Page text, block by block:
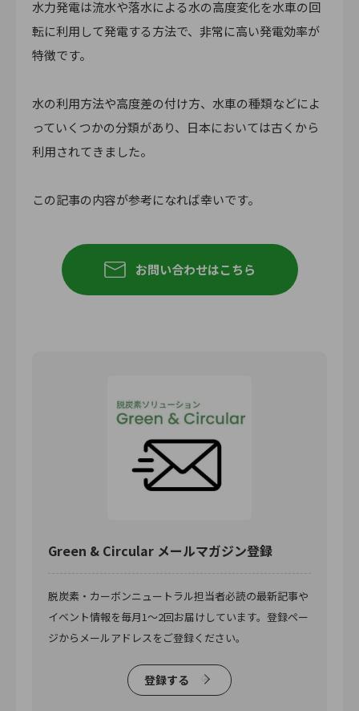
水力発電は流水や落水による水の高度変化を水車の回
転に利用して発電する方法で、非常に高い発電効率が
特徴です。
水の利用方法や高度差の付け方、水車の種類などによ
っていくつかの分類があり、日本においては古くから
利用されてきました。
この記事の内容が参考になれば幸いです。
お問い合わせはこちら
Green & Circular メールマガジン登録
脱炭素・カーボンニュートラル担当者必読の最新記事や
イベント情報を毎月1〜2回お届けしています。登録ペー
ジからメールアドレスをご登録ください。
登録する